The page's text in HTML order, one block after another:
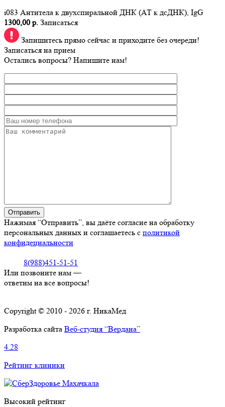
i083 Антитела к двухспиральной ДНК (АТ к дсДНК), IgG
1300,00 р. Записаться
Запишитесь прямо сейчас и приходите без очереди!
Записаться на прием
Остались вопросы? Напишите нам!
Нажимая “Отправить”, вы даёте согласие на обработку
персональных данных и соглашаетесь с политикой
конфидециальности
8(988)451-51-51
Или позвоните нам —
ответим на все вопросы!
Copyright © 2010 - 2026 г. НикаМед
Разработка сайта Веб-студия “Вердана”
4.28
Рейтинг клиники
Высокий рейтинг